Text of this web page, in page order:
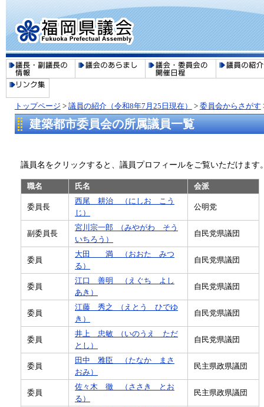
トップページ > 議員の紹介（令和8年7月25日現在） > 委員会からさがす
建築都市委員会の所属議員一覧
議員名をクリックすると、議員プロフィールをご覧いただけます
職名 氏名 会派
委員長
西尾 耕治 （にしお こう
じ）
公明党
副委員長
宮川宗一郎 （みやがわ そう
いちろう）
自民党県議団
委員
大田 満 （おおた みつ
る）
自民党県議団
委員
江口 善明 （えぐち よし
あき）
自民党県議団
委員
江藤 秀之 （えとう ひでゆ
き）
自民党県議団
委員
井上 忠敏 （いのうえ ただ
とし）
自民党県議団
委員
田中 雅臣 （たなか まさ
おみ）
民主県政県議団
委員
佐々木 徹 （ささき とお
る）
民主県政県議団